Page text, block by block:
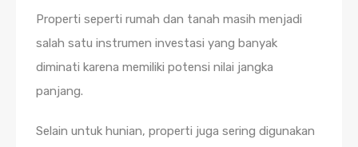
Properti seperti rumah dan tanah masih menjadi
salah satu instrumen investasi yang banyak
diminati karena memiliki potensi nilai jangka
panjang.
Selain untuk hunian, properti juga sering digunakan